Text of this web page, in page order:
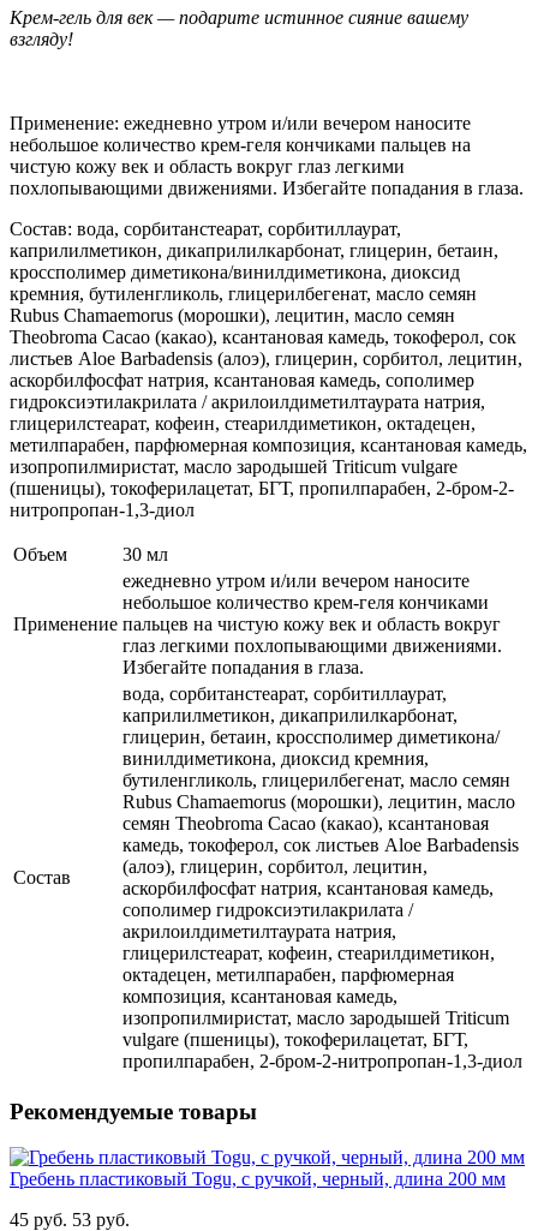
Крем-гель для век— подарите истинное сияние вашему
взгляду!
Применение: ежедневно утром и/или вечером наносите
небольшое количество крем-геля кончиками пальцев на
чистую кожу век и область вокруг глаз легкими
похлопывающими движениями. Избегайте попадания в глаза.
Состав: вода, сорбитанстеарат, сорбитиллаурат,
каприлилметикон, дикаприлилкарбонат, глицерин, бетаин,
кроссполимер диметикона/винилдиметикона, диоксид
кремния, бутиленгликоль, глицерилбегенат, масло семян
Rubus Chamaemorus (морошки), лецитин, масло семян
Theobroma Cacao (какао), ксантановая камедь, токоферол, сок
листьев Aloe Barbadensis (алоэ), глицерин, сорбитол, лецитин,
аскорбилфосфат натрия, ксантановая камедь, сополимер
гидроксиэтилакрилата / акрилоилдиметилтаурата натрия,
глицерилстеарат, кофеин, стеарилдиметикон, октадецен,
метилпарабен, парфюмерная композиция, ксантановая камедь,
изопропилмиристат, масло зародышей Triticum vulgare
(пшеницы), токоферилацетат, БГТ, пропилпарабен, 2-бром-2-
нитропропан-1,3-диол
Объем 30 мл
Применение
ежедневно утром и/или вечером наносите
небольшое количество крем-геля кончиками
пальцев на чистую кожу век и область вокруг
глаз легкими похлопывающими движениями.
Избегайте попадания в глаза.
Состав
вода, сорбитанстеарат, сорбитиллаурат,
каприлилметикон, дикаприлилкарбонат,
глицерин, бетаин, кроссполимер диметикона/
винилдиметикона, диоксид кремния,
бутиленгликоль, глицерилбегенат, масло семян
Rubus Chamaemorus (морошки), лецитин, масло
семян Theobroma Cacao (какао), ксантановая
камедь, токоферол, сок листьев Aloe Barbadensis
(алоэ), глицерин, сорбитол, лецитин,
аскорбилфосфат натрия, ксантановая камедь,
сополимер гидроксиэтилакрилата /
акрилоилдиметилтаурата натрия,
глицерилстеарат, кофеин, стеарилдиметикон,
октадецен, метилпарабен, парфюмерная
композиция, ксантановая камедь,
изопропилмиристат, масло зародышей Triticum
vulgare (пшеницы), токоферилацетат, БГТ,
пропилпарабен, 2-бром-2-нитропропан-1,3-диол
Рекомендуемые товары
Гребень пластиковый Togu, с ручкой, черный, длина 200 мм
45 руб. 53 руб.